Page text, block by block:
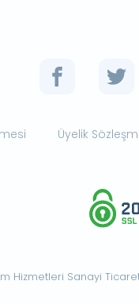
Üyelik
Hizmetleri Sanayi